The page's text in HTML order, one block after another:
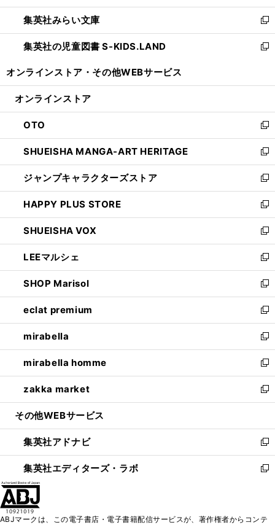
開
く
ウ
で
開
く
ン
ド
ウ
で
ウ
ィ
ン
ド
開
集英社みらい文庫
新
し
い
ン
ウ
で
開
く
集英社の児童図書 S-KIDS.LAND
新
ウ
ン
ド
ウ
で
開
く
オンラインストア・ その他WEBサービス
オンラインストア
OTO
新
し
い
ウ
ィ
ン
ド
ウ
で
開
く
SHUEISHA MANGA-ART HERITAGE
新
し
い
ウ
ィ
ン
ド
ウ
で
開
く
ジャンプキャラクターズストア
新
し
い
ウ
ィ
ン
ド
ウ
で
開
く
HAPPY PLUS STORE
新
し
い
ウ
ィ
ン
ド
ウ
で
開
く
SHUEISHA VOX
新
し
い
ウ
ィ
ン
ド
ウ
で
開
く
LEEマルシェ
新
し
い
ウ
ィ
ン
ド
ウ
で
開
く
SHOP Marisol
新
し
い
ウ
ィ
ン
ド
ウ
で
開
eclat premium
新
し
い
ウ
ィ
ン
ド
ウ
開
く
mirabella
新
し
い
ウ
ィ
ン
ウ
で
開
く
mirabella homme
新
し
い
ウ
ン
ド
ウ
で
zakka market
新
し
ウ
ィ
ン
ド
く
その他WEBサービス
集英社アドナビ
新
し
い
ド
集英社エディターズ・ラボ
新
ィ
ABJマークは、この電子書店・電子書籍配信サービスが、著作権者からコンテ